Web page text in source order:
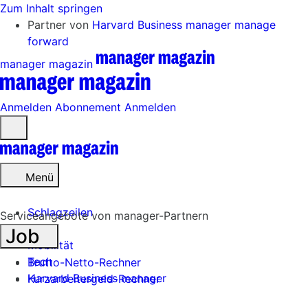
Zum Inhalt springen
Partner von Harvard Business manager manage
forward
manager magazin
Anmelden Abonnement Anmelden
öffnen
Menü
Schlagzeilen
Mobilität
Tech
Harvard Business manager
Serviceangebote von manager-Partnern
Job
Brutto-Netto-Rechner
Kurzarbeitergeld-Rechner